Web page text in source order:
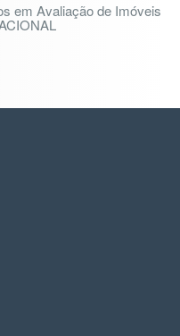
em Avaliação de Imóveis